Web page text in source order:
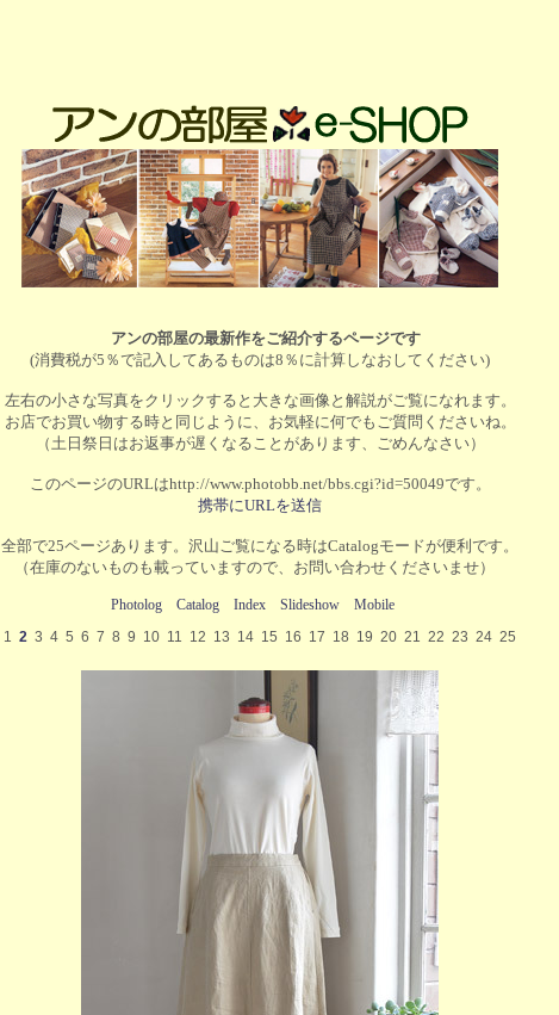
アンの部屋の最新作をご紹介するページです
(消費税が5％で記入してあるものは8％に計算しなおしてください)
左右の小さな写真をクリックすると大きな画像と解説がご覧になれます。
お店でお買い物する時と同じように、お気軽に何でもご質問くださいね。
（土日祭日はお返事が遅くなることがあります、ごめんなさい）
このページのURLはhttp://www.photobb.net/bbs.cgi?id=50049です。
携帯にURLを送信
全部で25ページあります。沢山ご覧になる時はCatalogモードが便利です。
（在庫のないものも載っていますので、お問い合わせくださいませ）
Photolog Catalog Index Slideshow
Mobile
1 2 3 4 5 6 7 8 9 10 11 12 13 14 15 16 17 18 19 20 21 22 23 24 25